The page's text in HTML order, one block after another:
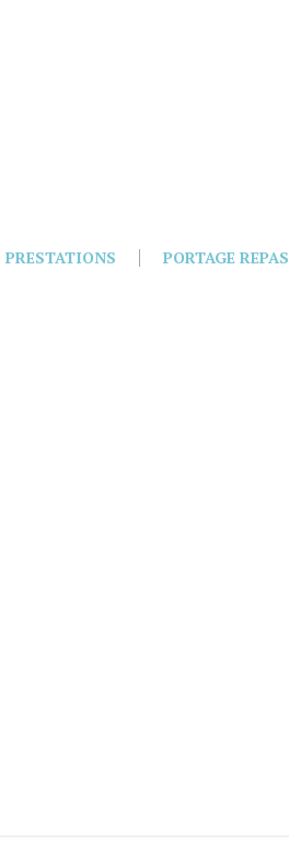
PRESTATIONS PORTAGE REPAS